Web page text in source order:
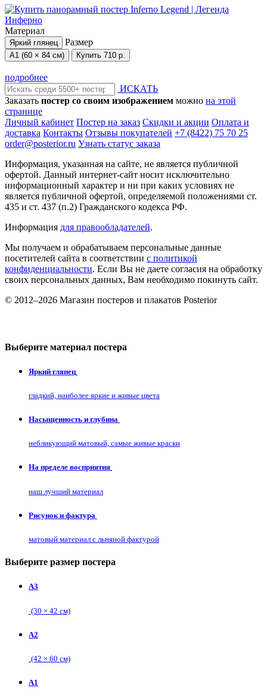
Материал
Яркий глянец Размер
А1 (60 × 84 см) Купить 710 р.
подробнее
ИСКАТЬ
Заказать постер со своим изображением можно на этой
странице
Личный кабинет Постер на заказ Скидки и акции Оплата и
доставка Контакты Отзывы покупателей +7 (8422) 75 70 25
order@posterior.ru Узнать статус заказа
Информация, указанная на сайте, не является публичной
офертой. Данный интернет-сайт носит исключительно
информационный характер и ни при каких условиях не
является публичной офертой, определяемой положениями ст.
435 и ст. 437 (п.2) Гражданского кодекса РФ.
Информация для правообладателей.
Мы получаем и обрабатываем персональные данные
посетителей сайта в соответствии с политикой
конфиденциальности. Если Вы не даете согласия на обработку
своих персональных данных, Вам необходимо покинуть сайт.
© 2012–2026 Магазин постеров и плакатов Posterior
Выберите материал постера
Яркий глянец
гладкий, наиболее яркие и живые цвета
Насыщенность и глубина
небликующий матовый, самые живые краски
На пределе восприятия
наш лучший материал
Рисунок и фактура
матовый материал с льняной фактурой
Выберите размер постера
А3
(30 × 42 см)
А2
(42 × 60 см)
А1